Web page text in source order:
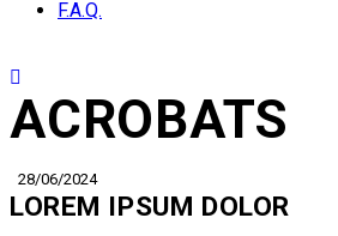
F.A.Q.
ACROBATS
28/06/2024
LOREM IPSUM DOLOR